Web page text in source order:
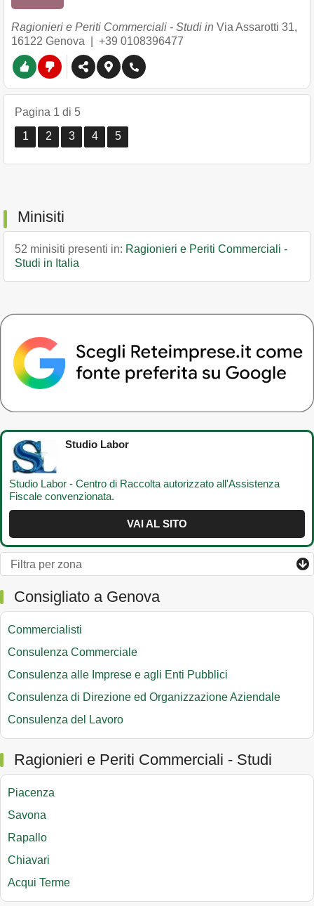
Ragionieri e Periti Commerciali - Studi in Via Assarotti 31,
16122 Genova +39 0108396477
Pagina 1 di 5
1
2 3 4 5
Minisiti
52 minisiti presenti in: Ragionieri e Periti Commerciali -
Studi in Italia
Studio Labor
Studio Labor - Centro di Raccolta autorizzato all'Assistenza
Fiscale convenzionata.
VAI AL SITO
Consigliato a Genova
Commercialisti
Consulenza Commerciale
Consulenza alle Imprese e agli Enti Pubblici
Consulenza di Direzione ed Organizzazione Aziendale
Consulenza del Lavoro
Ragionieri e Periti Commerciali - Studi
Piacenza
Savona
Rapallo
Chiavari
Acqui Terme